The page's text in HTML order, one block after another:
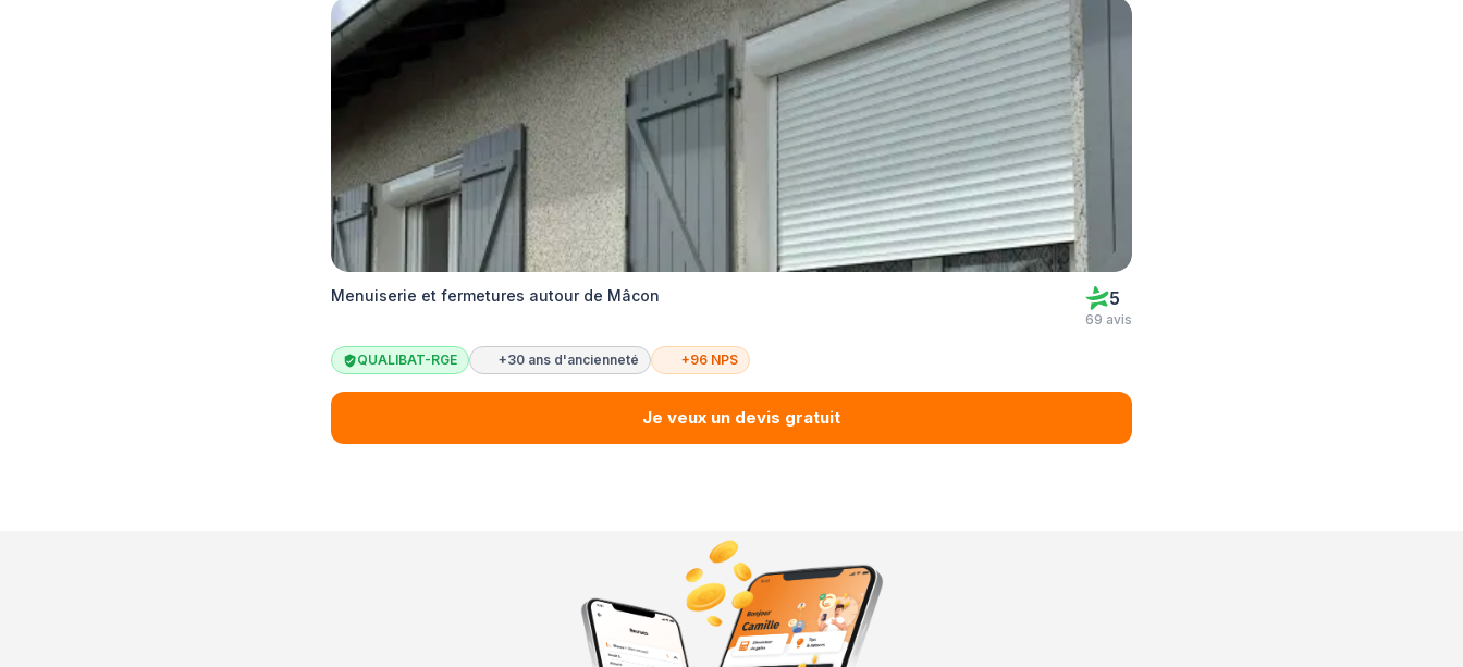
Menuiserie et fermetures autour de Mâcon 5
69 avis
QUALIBAT-RGE +30 ans d'ancienneté +96 NPS
Je veux un devis gratuit